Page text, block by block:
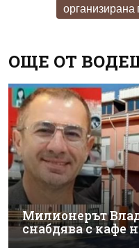
организирана
ОЩЕ ОТ
Милионерът
снабдява с кафе